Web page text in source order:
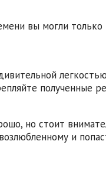
вы могли только
полученные
но стоит
и